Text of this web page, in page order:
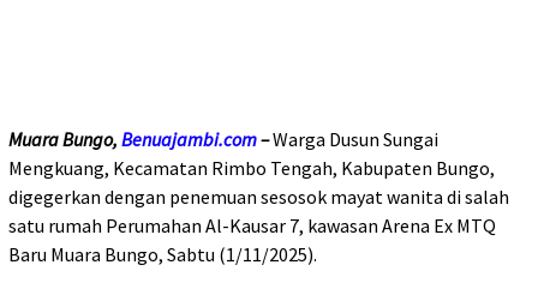
Muara Bungo, Benuajambi.com–Warga Dusun Sungai
Mengkuang, Kecamatan Rimbo Tengah, Kabupaten Bungo,
digegerkan dengan penemuan sesosok mayat wanita di salah
satu rumah Perumahan Al-Kausar 7, kawasan Arena Ex MTQ
Baru Muara Bungo, Sabtu (1/11/2025).